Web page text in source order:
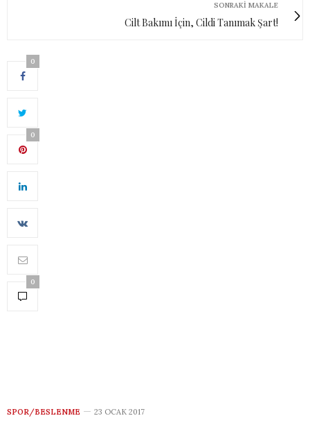
SONRAKI MAKALE
Cilt Bakımı İçin, Cildi Tanımak Şart!
0
0
0
SPOR/BESLENME 23 OCAK 2017